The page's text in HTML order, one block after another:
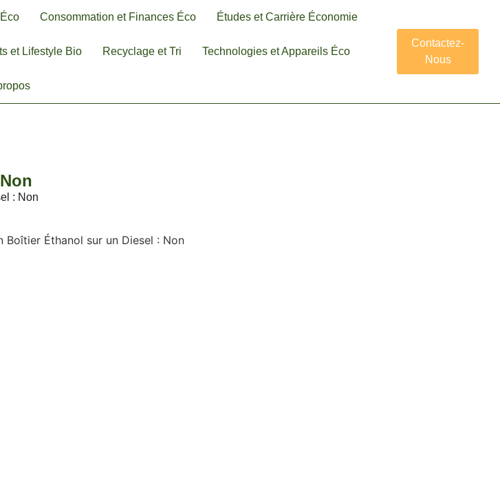
Consommation et Finances Éco Études et Carrière Économie
et Lifestyle Bio Recyclage et Tri Technologies et Appareils Éco
Contactez-
Nous
: Non